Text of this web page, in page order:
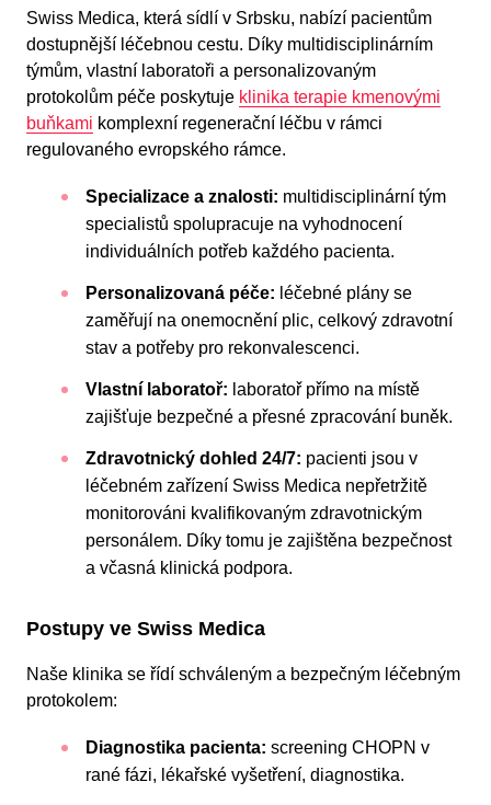
Swiss Medica, která sídlí v Srbsku, nabízí pacientům
dostupnější léčebnou cestu. Díky multidisciplinárním
týmům, vlastní laboratoři a personalizovaným
protokolům péče poskytuje klinika terapie kmenovými
buňkami komplexní regenerační léčbu v rámci
regulovaného evropského rámce.
Specializace a znalosti: multidisciplinární tým
specialistů spolupracuje na vyhodnocení
individuálních potřeb každého pacienta.
Personalizovaná péče: léčebné plány se
zaměřují na onemocnění plic, celkový zdravotní
stav a potřeby pro rekonvalescenci.
Vlastní laboratoř: laboratoř přímo na místě
zajišťuje bezpečné a přesné zpracování buněk.
Zdravotnický dohled 24/7: pacienti jsou v
léčebném zařízení Swiss Medica nepřetržitě
monitorováni kvalifikovaným zdravotnickým
personálem. Díky tomu je zajištěna bezpečnost
a včasná klinická podpora.
Postupy ve Swiss Medica
Naše klinika se řídí schváleným a bezpečným léčebným
protokolem:
Diagnostika pacienta: screening CHOPN v
rané fázi, lékařské vyšetření, diagnostika.